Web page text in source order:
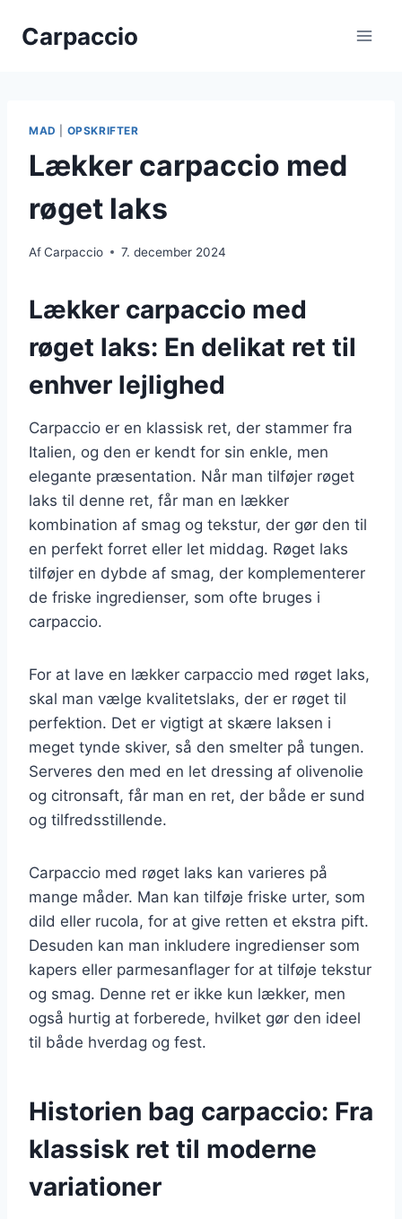
Carpaccio
MAD OPSKRIFTER
Lækker carpaccio med
røget laks
AfCarpaccio 7. december 2024
Lækker carpaccio med
røget laks: En delikat ret til
enhver lejlighed
Carpaccio er en klassisk ret, der stammer fra
Italien, og den er kendt for sin enkle, men
elegante præsentation. Når man tilføjer røget
laks til denne ret, får man en lækker
kombination af smag og tekstur, der gør den til
en perfekt forret eller let middag. Røget laks
tilføjer en dybde af smag, der komplementerer
de friske ingredienser, som ofte bruges i
carpaccio.
For at lave en lækker carpaccio med røget laks,
skal man vælge kvalitetslaks, der er røget til
perfektion. Det er vigtigt at skære laksen i
meget tynde skiver, så den smelter på tungen.
Serveres den med en let dressing af olivenolie
og citronsaft, får man en ret, der både er sund
og tilfredsstillende.
Carpaccio med røget laks kan varieres på
mange måder. Man kan tilføje friske urter, som
dild eller rucola, for at give retten et ekstra pift.
Desuden kan man inkludere ingredienser som
kapers eller parmesanflager for at tilføje tekstur
og smag. Denne ret er ikke kun lækker, men
også hurtig at forberede, hvilket gør den ideel
til både hverdag og fest.
Historien bag carpaccio: Fra
klassisk ret til moderne
variationer